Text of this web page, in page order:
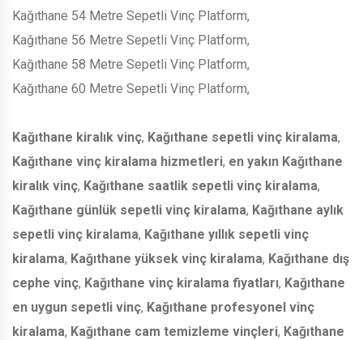
Kağıthane 54 Metre Sepetli Vinç Platform,
Kağıthane 56 Metre Sepetli Vinç Platform,
Kağıthane 58 Metre Sepetli Vinç Platform,
Kağıthane 60 Metre Sepetli Vinç Platform,
Kağıthane kiralık vinç, Kağıthane sepetli vinç kiralama,
Kağıthane vinç kiralama hizmetleri, en yakın Kağıthane
kiralık vinç, Kağıthane saatlik sepetli vinç kiralama,
Kağıthane günlük sepetli vinç kiralama, Kağıthane aylık
sepetli vinç kiralama, Kağıthane yıllık sepetli vinç
kiralama, Kağıthane yüksek vinç kiralama, Kağıthane dış
cephe vinç, Kağıthane vinç kiralama fiyatları, Kağıthane
en uygun sepetli vinç, Kağıthane profesyonel vinç
kiralama, Kağıthane cam temizleme vinçleri, Kağıthane